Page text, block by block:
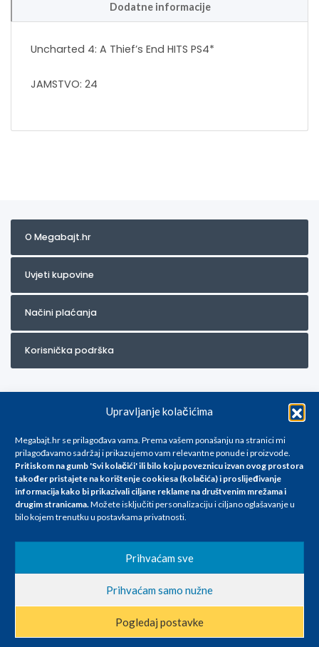
Upravljanje kolačićima
Megabajt.hr se prilagođava vama. Prema vašem ponašanju na stranici mi
prilagođavamo sadržaj i prikazujemo vam relevantne ponude i proizvode.
Pritiskom na gumb 'Svi kolačići' ili bilo koju poveznicu izvan ovog prostora
također pristajete na korištenje cookiesa (kolačića) i proslijeđivanje
informacija kako bi prikazivali ciljane reklame na društvenim mrežama i
drugim stranicama.Možete isključiti personalizaciju i ciljano oglašavanje u
bilo kojem trenutku u postavkama privatnosti.
Prihvaćam sve
Prihvaćam samo nužne
Pogledaj postavke
Dodatne informacije
Uncharted 4: A Thief’s End HITS PS4*
JAMSTVO: 24
O Megabajt.hr
Uvjeti kupovine
Načini plaćanja
Korisnička podrška
Za artikle kojih trenutno nema u ponudi obratite nam se na
info@megabajt.hr. Sve cijene su informativnog karaktera i podložne su
promjenama, a
iskazane su za avansno plaćanje(gotovina) u Eurima i uključuju PDV. Sve
se razlikovati od cijena u našim poslovnicama. Trudimo se dati što bolji
i točniji opis i sliku. Unatoč tome, ne možemo garantirati da su svi
nastale u opisu proizvoda, greške prilikom štampanja te promjene
cijena.